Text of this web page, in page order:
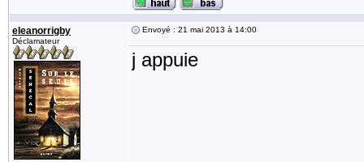
eleanorrigby
Déclamateur
Envoyé : 21 mai 2013 à 14:00
j appuie